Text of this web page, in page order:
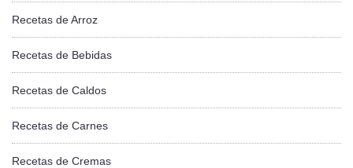
Recetas de Arroz
Recetas de Bebidas
Recetas de Caldos
Recetas de Carnes
Recetas de Cremas